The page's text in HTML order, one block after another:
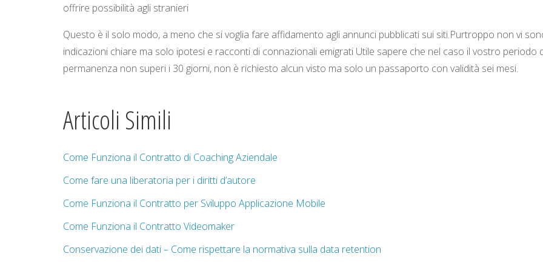
offrire possibilità agli stranieri
Questo è il solo modo, a meno che si voglia fare affidamento agli annunci pubblicati sui siti.Purtroppo non vi
indicazioni chiare ma solo ipotesi e racconti di connazionali emigrati Utile sapere che nel caso il vostro periodo
permanenza non superi i 30 giorni, non è richiesto alcun visto ma solo un passaporto con validità sei mesi.
Articoli Simili
Come Funziona il Contratto di Coaching Aziendale
Come fare una liberatoria per i diritti d’autore
Come Funziona il Contratto per Sviluppo Applicazione Mobile
Come Funziona il Contratto Videomaker
Conservazione dei dati – Come rispettare la normativa sulla data retention